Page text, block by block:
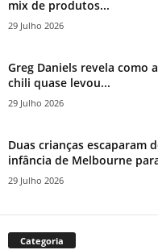
mix de produtos...
29 Julho 2026
Greg Daniels revela como
chili quase levou...
29 Julho 2026
Duas crianças escaparam
infância de Melbourne
29 Julho 2026
Categoria